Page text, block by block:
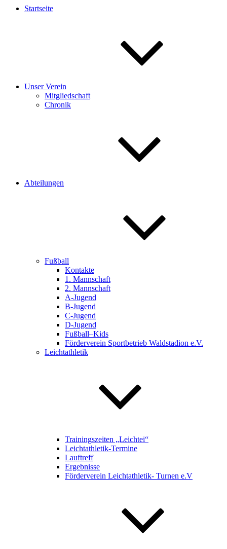
Startseite
Unser Verein
Mitgliedschaft
Chronik
Abteilungen
Fußball
Kontakte
1. Mannschaft
2. Mannschaft
A-Jugend
B-Jugend
C-Jugend
D-Jugend
Fußball–Kids
Förderverein Sportbetrieb Waldstadion e.V.
Leichtathletik
Trainingszeiten „Leichtei“
Leichtathletik-Termine
Lauftreff
Ergebnisse
Förderverein Leichtathletik- Turnen e.V